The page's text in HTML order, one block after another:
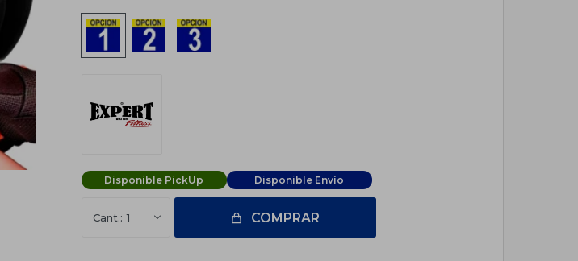
Disponible PickUp Disponible Envío
1 COMPRAR